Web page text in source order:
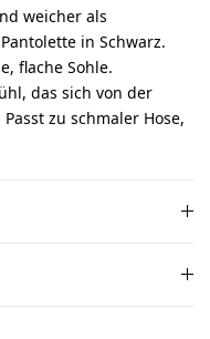
weicher als
in Schwarz.
flache Sohle.
das sich von der
zu schmaler Hose,